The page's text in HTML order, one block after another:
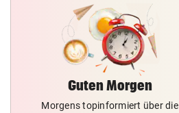
Guten Morgen
Morgens topinformiert über die